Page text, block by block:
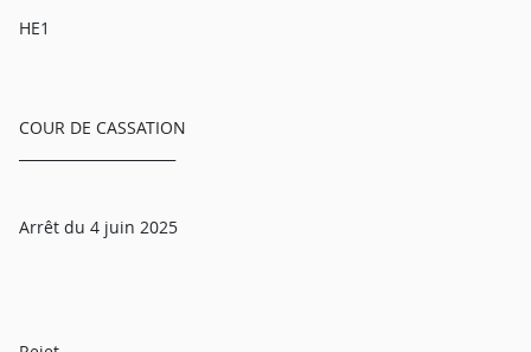
HE1
COUR DE CASSATION
Arrêt du 4 juin 2025